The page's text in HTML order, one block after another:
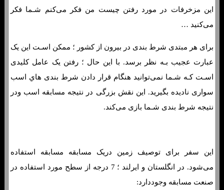
این مزخرفات در مورد رفتن چیست من فکر می‌کنم شـما فکر
می‌کنید …
برای هر مبتدی شرط بندی در بيرون از کشور ؛ ممکن اسـت این یک
عبارت عجیب بـه نظر برسد. با این حال ؛ رفتن یک عامل کلیدی
اسـت کـه شـما نمی‌توانید هنگام قرار دادن شرط بندی هاي‌ اسب
سواری نادیده بگیرید. این نقش بزرگی در نتیجه مسابقه اسب ودر
نتیجه شرط بندی شـما بازی می‌کند.
این سفر برای توصیف زمین دریک مسابقه مسابقه استفاده
می‌شود. در انگلستان و ایرلند ؛ 7 درجه از سطح مورد استفاده در
صنعت مسابقه وجوددارد: